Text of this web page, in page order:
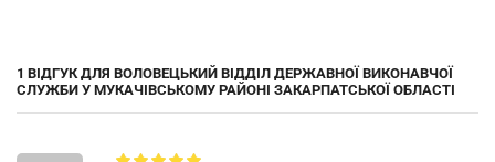
1 ВІДГУК ДЛЯ ВОЛОВЕЦЬКИЙ ВІДДІЛ ДЕРЖАВНОЇ ВИКОНАВЧОЇ
СЛУЖБИ У МУКАЧІВСЬКОМУ РАЙОНІ ЗАКАРПАТСЬКОЇ ОБЛАСТІ